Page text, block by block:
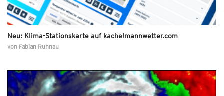
Neu: Klima-Stationskarte auf kachelmannwetter.com
von Fabian Ruhnau